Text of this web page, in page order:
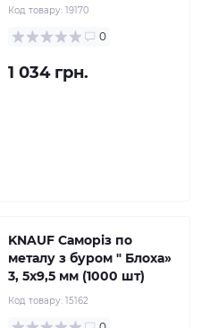
Код товару: 19170
0
1 034 грн.
KNAUF Саморіз по
металу з буром " Блоха»
3, 5x9,5 мм (1000 шт)
Код товару: 15162